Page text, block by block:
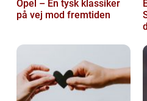
Opel – En tysk klassiker
på vej mod fremtiden